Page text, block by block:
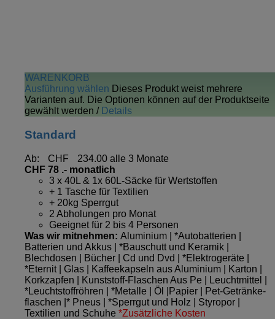
WARENKORB
Ausführung wählen Dieses Produkt weist mehrere
Varianten auf. Die Optionen können auf der Produktseite
gewählt werden / Details
Standard
Ab: CHF 234.00 alle 3 Monate
CHF 78 .- monatlich
3 x 40L & 1x 60L-Säcke für Wertstoffen
+ 1 Tasche für Textilien
+ 20kg Sperrgut
2 Abholungen pro Monat
Geeignet für 2 bis 4 Personen
Was wir mitnehmen: Aluminium | *Autobatterien |
Batterien und Akkus | *Bauschutt und Keramik |
Blechdosen | Bücher | Cd und Dvd | *Elektrogeräte |
*Eternit | Glas | Kaffeekapseln aus Aluminium | Karton |
Korkzapfen | Kunststoff-Flaschen Aus Pe | Leuchtmittel |
*Leuchtstoffröhren | *Metalle | Öl |Papier | Pet-Getränke­
flaschen |* Pneus | *Sperrgut und Holz | Styropor |
Textilien und Schuhe *Zusätzliche Kosten